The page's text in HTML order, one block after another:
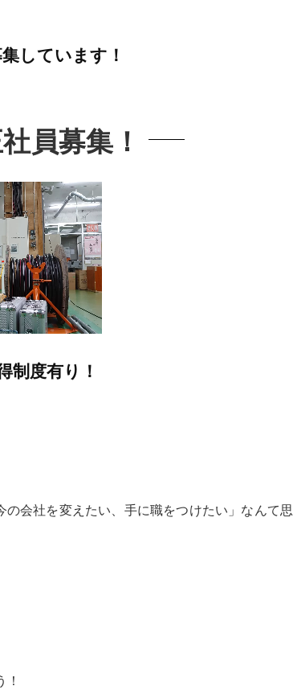
しています！
員募集！
制度有り！
会社を変えたい、手に職をつけたい」なんて思